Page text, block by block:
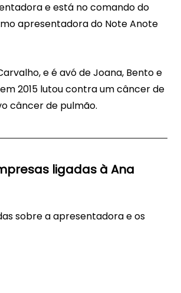
e está no comando do
apresentadora do Note Anote
e é avó de Joana, Bento e
2015 lutou contra um câncer de
câncer de pulmão.
ligadas à Ana
sobre a apresentadora e os